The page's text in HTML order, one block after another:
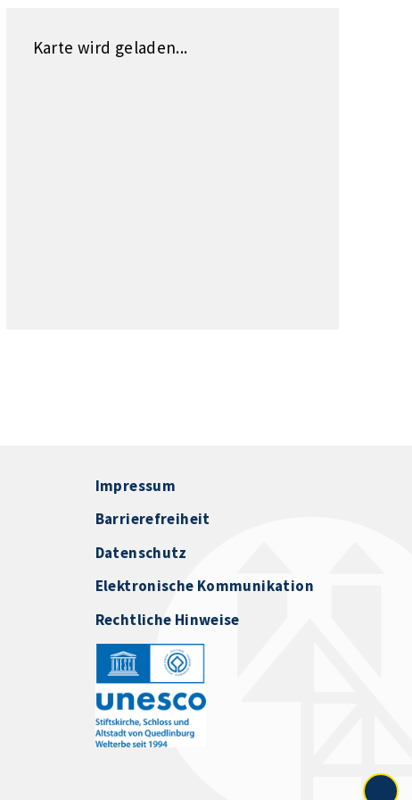
Karte wird geladen...
Impressum
Barrierefreiheit
Datenschutz
Elektronische Kommunikation
Rechtliche Hinweise